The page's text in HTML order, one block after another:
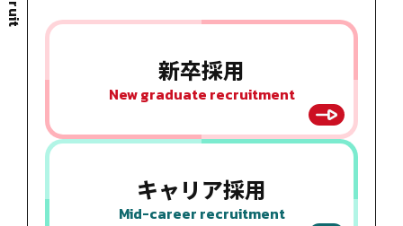
新卒採用
New graduate recruitment
キャリア採用
Mid-career recruitment